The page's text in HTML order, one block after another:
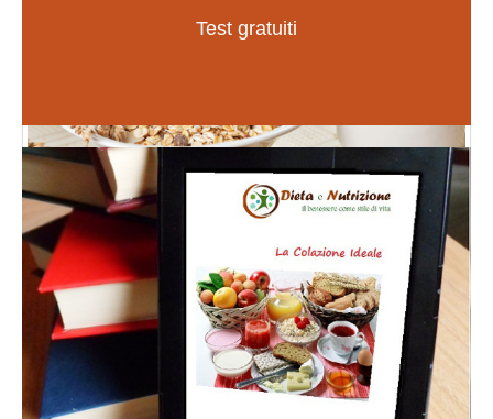
Fiori di Bach
PER LE EMOZIONI E SOMATIZZAZIONI
SCOPRI DI PIÙ
Test gratuiti